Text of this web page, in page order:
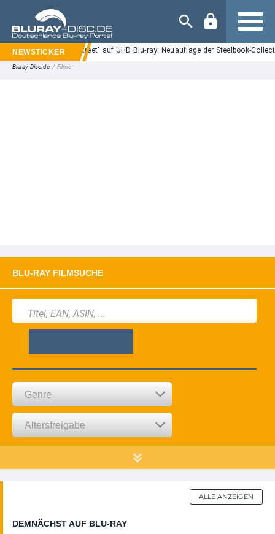
Navigation
"Nightmare on Elm Street" auf UHD Blu-ray: Neuauflage der Steelbook-
Bluray-Disc.de / Filme
BLU-RAY FILMSUCHE
DEMNÄCHST AUF BLU-RAY
ALLE ANZEIGEN